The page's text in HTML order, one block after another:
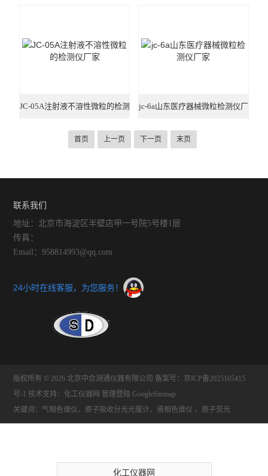
JC-05A注射液不溶性微粒的检测
仪厂家
jc-6a山东医疗器械微粒检测仪厂
家
首页 上一页 下一页 末页
联系我们
地址：北京市海淀区半壁店甲一号院5号楼1层
传真：
Email：958814993@qq.com
24小时在线客服，为您服务！
版权所有 © 2026 北京中合测通仪器有限公司 备案号：京ICP备2025105415
号-1 技术支持： 化工仪器网 管理登陆 GoogleSitemap
关键词：气相色谱仪、原子吸收分光光度计、液相色谱仪 、原子荧光
化工仪器网